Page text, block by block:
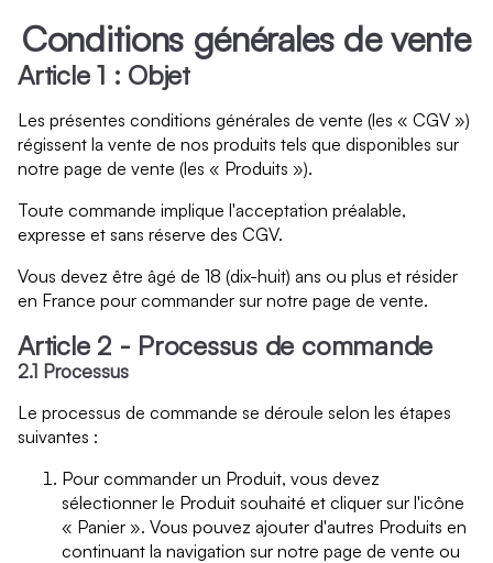
Conditions générales de vente
Article 1 : Objet
Les présentes conditions générales de vente (les « CGV »)
régissent la vente de nos produits tels que disponibles sur
notre page de vente (les « Produits »).
Toute commande implique l'acceptation préalable,
expresse et sans réserve des CGV.
Vous devez être âgé de 18 (dix-huit) ans ou plus et résider
en France pour commander sur notre page de vente.
Article 2 - Processus de commande
2.1 Processus
Le processus de commande se déroule selon les étapes
suivantes :
Pour commander un Produit, vous devez
sélectionner le Produit souhaité et cliquer sur l'icône
« Panier ». Vous pouvez ajouter d'autres Produits en
continuant la navigation sur notre page de vente ou